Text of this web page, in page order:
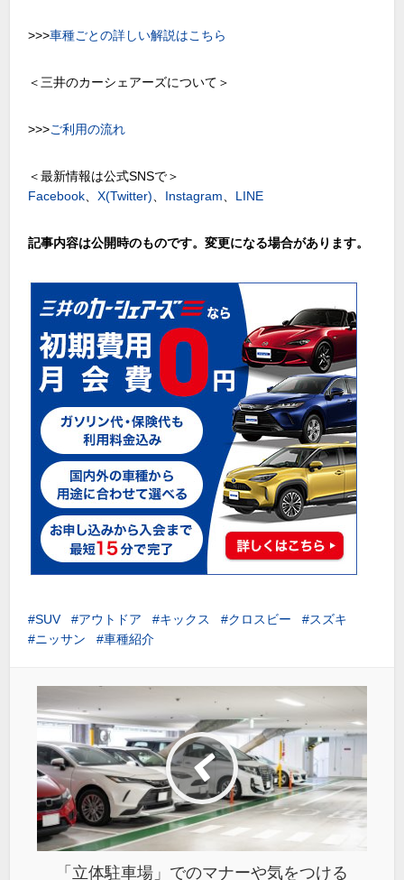
>>>車種ごとの詳しい解説はこちら
＜三井のカーシェアーズについて＞
>>>ご利用の流れ
＜最新情報は公式SNSで＞
Facebook 、X(Twitter) Instagram LINE
記事内容は公開時のものです。変更になる場合があります。
SUV アウトドア キックス クロスビー
スズキ
ニッサン
車種紹介
「立体駐車場」でのマナーや気をつける